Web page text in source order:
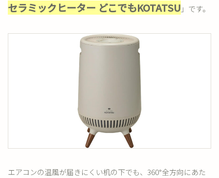
セラミックヒーター どこでもKOTATSU 」です。
エアコンの温風が届きにくい机の下でも、360°全方向にあた